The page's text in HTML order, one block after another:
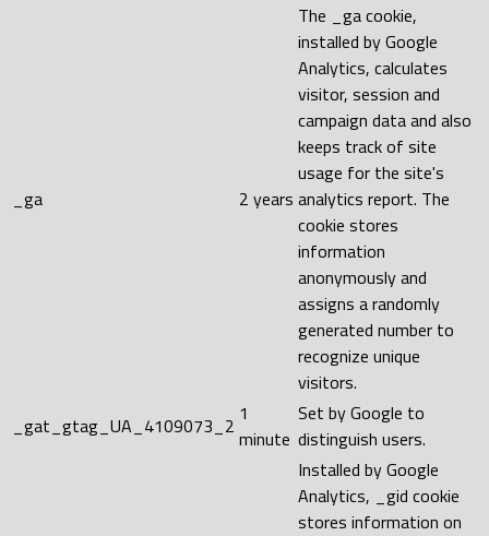
_ga 2 years
The _ga cookie,
installed by Google
Analytics, calculates
visitor, session and
campaign data and also
keeps track of site
usage for the site's
analytics report. The
cookie stores
information
anonymously and
assigns a randomly
generated number to
recognize unique
visitors.
_gat_gtag_UA_4109073_2 1
minute
Set by Google to
distinguish users.
Installed by Google
Analytics, _gid cookie
stores information on